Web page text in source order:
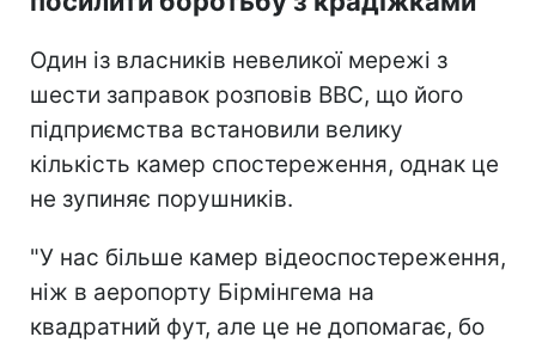
Один із власників невеликої мережі з
шести заправок розповів BBC, що його
підприємства встановили велику
кількість камер спостереження, однак це
не зупиняє порушників.
"У нас більше камер відеоспостереження,
ніж в аеропорту Бірмінгема на
квадратний фут, але це не допомагає, бо